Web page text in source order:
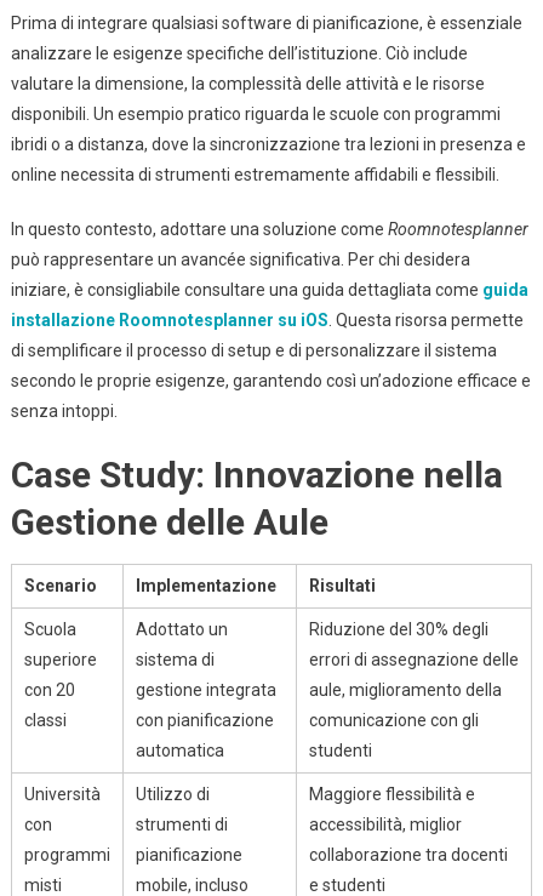
Prima di integrare qualsiasi software di pianificazione, è essenziale
analizzare le esigenze specifiche dell’istituzione. Ciò include
valutare la dimensione, la complessità delle attività e le risorse
disponibili. Un esempio pratico riguarda le scuole con programmi
ibridi o a distanza, dove la sincronizzazione tra lezioni in presenza e
online necessita di strumenti estremamente affidabili e flessibili.
In questo contesto, adottare una soluzione come Roomnotesplanner
può rappresentare un avancée significativa. Per chi desidera
iniziare, è consigliabile consultare una guida dettagliata come guida
installazione Roomnotesplanner su iOS . Questa risorsa permette
di semplificare il processo di setup e di personalizzare il sistema
secondo le proprie esigenze, garantendo così un’adozione efficace e
senza intoppi.
Case Study: Innovazione nella
Gestione delle Aule
Scenario Implementazione Risultati
Scuola
superiore
con 20
classi
Adottato un
sistema di
gestione integrata
con pianificazione
automatica
Riduzione del 30% degli
errori di assegnazione delle
aule, miglioramento della
comunicazione con gli
studenti
Università
con
programmi
misti
Utilizzo di
strumenti di
pianificazione
mobile, incluso
Maggiore flessibilità e
accessibilità, miglior
collaborazione tra docenti
e studenti